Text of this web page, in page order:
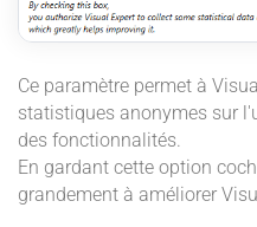
Ce paramètre permet à
statistiques anonymes sur
des fonctionnalités.
En gardant cette option
grandement à améliorer